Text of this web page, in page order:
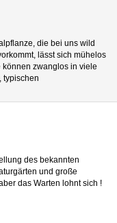
die bei uns wild
lässt sich mühelos
zwanglos in viele
typischen
des bekannten
und große
das Warten lohnt sich !